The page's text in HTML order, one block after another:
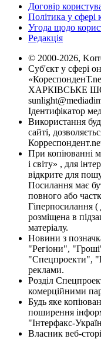
Договір
Політика у сфері
Угода щодо
Редакція
© 2000-2026,
Суб'єкт у сфері
ХАРКІВСЬКЕ
Ідентифікатор
Використання
сайті,
При копіюванні
і світу» , для
відкрите для
Посилання має
повного або
Гіперпосилання (
розміщена в
матеріалу.
Новини з
"Регіони",
"Спецпроекти",
реклами.
Розділ
комерційними
Будь яке
поширення
"Інтерфакс-
Власник веб-